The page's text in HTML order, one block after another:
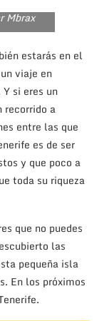
Mbrax
estarás en el
viaje en
si eres un
recorrido a
entre las que
es de ser
y que poco a
toda su riqueza
que no puedes
las
pequeña isla
En los próximos